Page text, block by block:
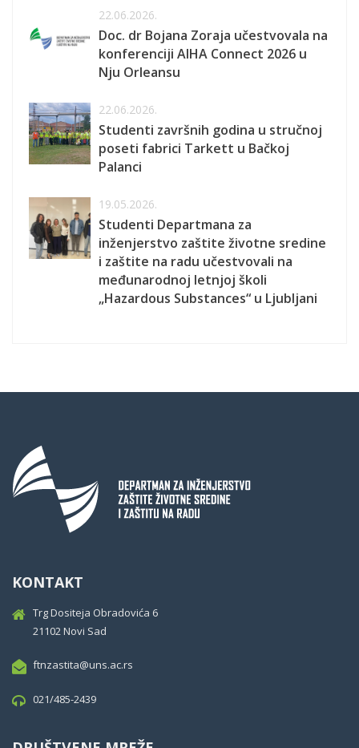
22.06.2026.
Doc. dr Bojana Zoraja učestvovala na
konferenciji AIHA Connect 2026 u
Nju Orleansu
22.06.2026.
Studenti završnih godina u stručnoj
poseti fabrici Tarkett u Bačkoj
Palanci
19.05.2026.
Studenti Departmana za
inženjerstvo zaštite životne sredine
i zaštite na radu učestvovali na
međunarodnoj letnjoj školi
„Hazardous Substances“ u Ljubljani
KONTAKT
Trg Dositeja Obradovića 6
21102 Novi Sad
ftnzastita@uns.ac.rs
021/485-2439